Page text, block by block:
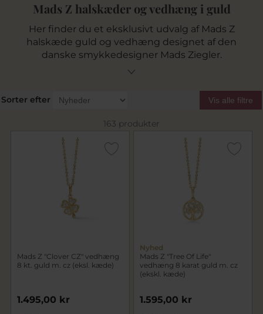
Mads Z halskæder og vedhæng i guld
Her finder du et eksklusivt udvalg af Mads Z
halskæde guld og vedhæng designet af den
danske smykkedesigner Mads Ziegler.
Kollektionen rummer både klassiske kæder og
og ædelsten. Halskæderne fremstilles i 8 karat
guld, 14 karat guld og 14 karat hvidguld og
spænder fra elegante minimalistiske modeller
også at kombinere en Mads Z halskæde med et
vedhæng for at skabe et personligt og unikt
Sorter efter Vis alle filtre
163 produkter
Mads Z "Clover CZ" vedhæng
8 kt. guld m. cz (eksl. kæde)
1.495,00 kr
Nyhed
Mads Z "Tree Of Life"
vedhæng 8 karat guld m. cz
(ekskl. kæde)
1.595,00 kr